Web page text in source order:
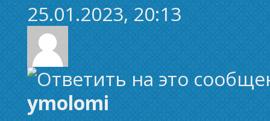
25.01.2023, 20:13
ymolomi